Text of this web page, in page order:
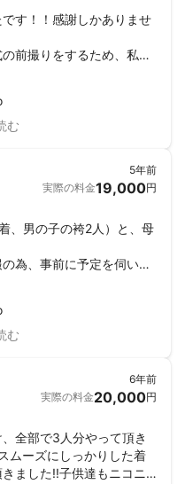
せていただいております。
いております。
り添いながら撮影いたしま
に関連する事は何でも出来
と接する事が多くニューボ
す！！感謝しかありませ
前撮りをするため、私の
た！
こともなく、苦しくもな
ず、主人と二人で困り果
も急遽駆けつけてくださ
らしい写真も撮ってくだ
思い出ができました。
ット、撮影をお願いした
5年前
実際の料金19,000円
、男の子の袴2人）と、母
為、事前に予定を伺いご
ーズに着付けてもらいま
無事に終えられました。
6年前
実際の料金20,000円
全部で3人分やって頂き
ムーズにしっかりした着
ました!!子供達もニコニ